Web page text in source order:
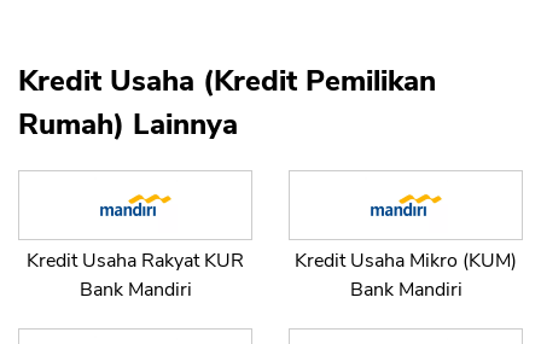
Kredit Usaha (Kredit Pemilikan
Rumah) Lainnya
Kredit Usaha Rakyat KUR
Bank Mandiri
Kredit Usaha Mikro (KUM)
Bank Mandiri